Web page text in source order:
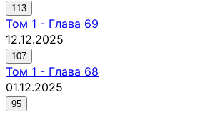
113
Том 1 - Глава 69
12.12.2025
107
Том 1 - Глава 68
01.12.2025
95